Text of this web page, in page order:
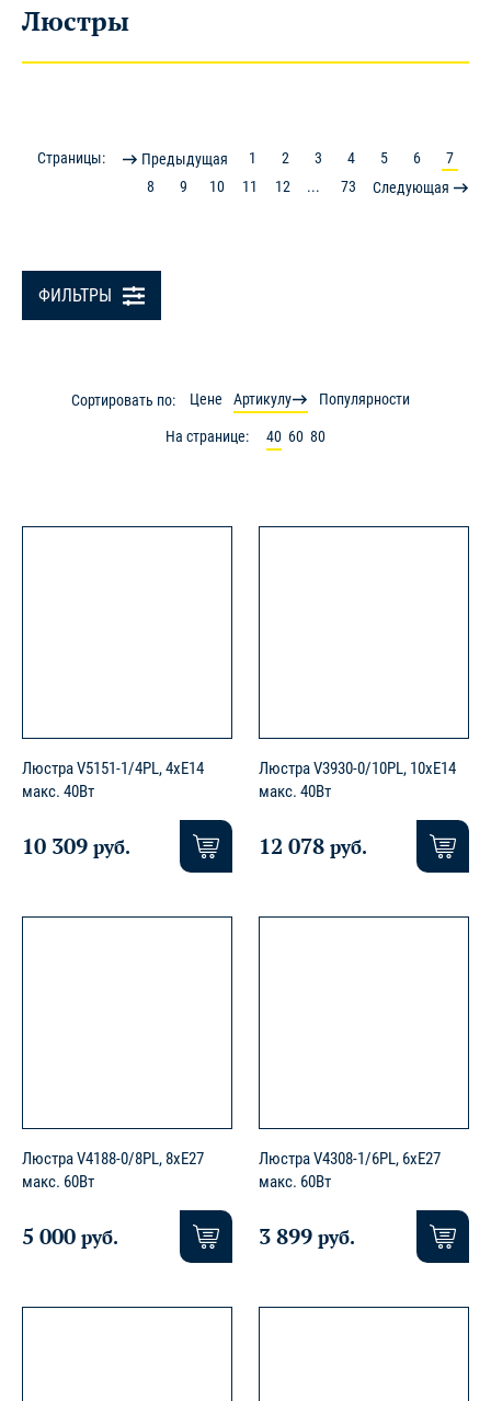
Люстры
Страницы: Предыдущая 1 2 3 4 5 6
7
8
9 10 11 12 ... 73 Следующая
ФИЛЬТРЫ
Сортировать по: Цене Артикулу Популярности
На странице: 40 60 80
Люстра V5151-1/4PL, 4xE14
макс. 40Вт
10 309 руб.
Люстра V3930-0/10PL, 10xE14
макс. 40Вт
12 078 руб.
Люстра V4188-0/8PL, 8хE27
макс. 60Вт
5 000 руб.
Люстра V4308-1/6PL, 6хE27
макс. 60Вт
3 899 руб.